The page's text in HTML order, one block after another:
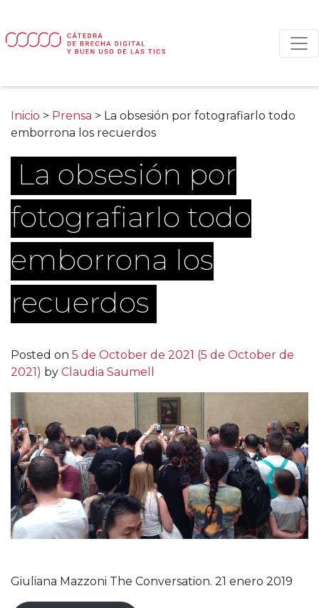
Main Navigation
Inicio > Prensa > La obsesión por fotografiarlo todo
emborrona los recuerdos
La obsesión por
fotografiarlo todo
emborrona los
recuerdos
Posted on 5 de October de 2021 (5 de October de
2021) by Claudia Saumell
Giuliana Mazzoni The Conversation. 21 enero 2019